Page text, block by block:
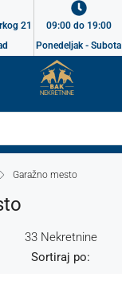
21
09:00 do 19:00
Ponedeljak - Subota
Garažno mesto
33 Nekretnine
Sortiraj po: